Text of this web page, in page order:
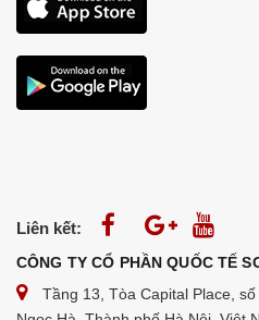
Liên kết:
CÔNG TY CỔ PHẦN QUỐC TẾ
Tầng 13, Tòa Capital Place,